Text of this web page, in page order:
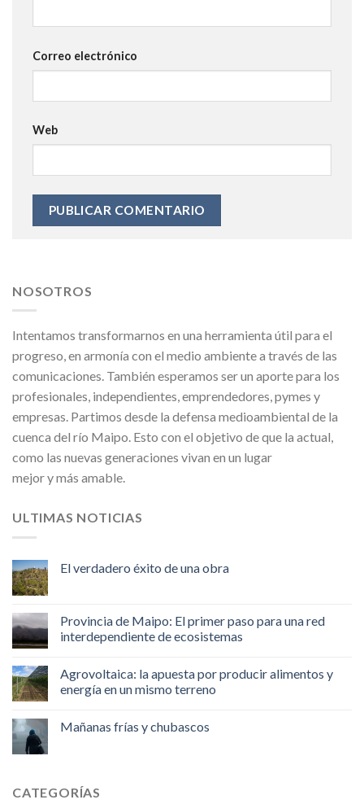
Correo electrónico
Web
NOSOTROS
Intentamos transformarnos en una herramienta útil para el
progreso, en armonía con el medio ambiente a través de las
comunicaciones. También esperamos ser un aporte para los
profesionales, independientes, emprendedores, pymes y
empresas. Partimos desde la defensa medioambiental de la
cuenca del río Maipo. Esto con el objetivo de que la actual,
como las nuevas generaciones vivan en un lugar
mejor y más amable.
ULTIMAS NOTICIAS
El verdadero éxito de una obra
Provincia de Maipo: El primer paso para una red
interdependiente de ecosistemas
Agrovoltaica: la apuesta por producir alimentos y
energía en un mismo terreno
Mañanas frías y chubascos
CATEGORÍAS